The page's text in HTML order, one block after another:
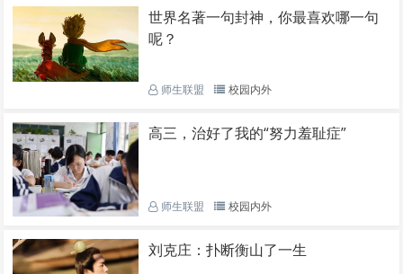
世界名著一句封神，你最喜欢哪一句
呢？
师生联盟 校园内外
高三，治好了我的“努力羞耻症”
师生联盟 校园内外
刘克庄：扑断衡山了一生